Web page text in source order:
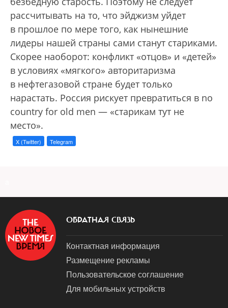
рассчитывать на то, что эйджизм уйдет
в прошлое по мере того, как нынешние
лидеры нашей страны сами станут стариками.
Скорее наоборот: конфликт «отцов» и «детей»
в условиях «мягкого» авторитаризма
в нефтегазовой стране будет только
нарастать. Россия рискует превратиться в no
country for old men — «старикам тут не
место».
X (Twitter) Telegram
ОБРАТНАЯ СВЯЗЬ
Контактная информация
Размещение рекламы
Пользовательское соглашение
Для мобильных устройств